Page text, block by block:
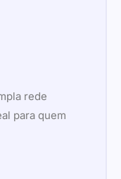
rede
para quem